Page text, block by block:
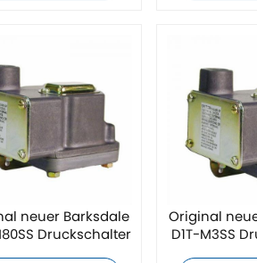
neuer Barksdale
Druckschalter
Original
D1T-M3SS